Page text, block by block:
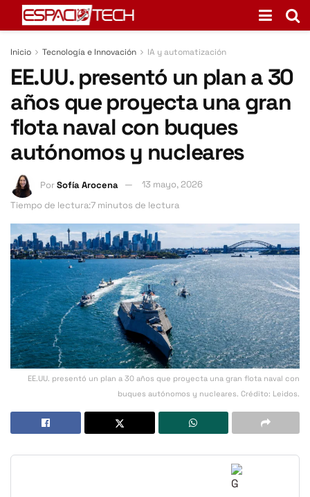
Inicio Tecnología e Innovación IA y automatización
EE.UU. presentó un plan a 30
años que proyecta una gran
flota naval con buques
autónomos y nucleares
PorSofía Arocena
13 mayo, 2026
Tiempo de lectura:7 minutos de lectura
EE.UU. presentó un plan a 30 años que proyecta una gran flota naval con
buques autónomos y nucleares. Crédito: Leidos.